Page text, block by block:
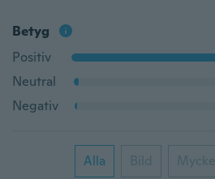
Betyg
Positiv
Neutral
Negativ
Alla Bild